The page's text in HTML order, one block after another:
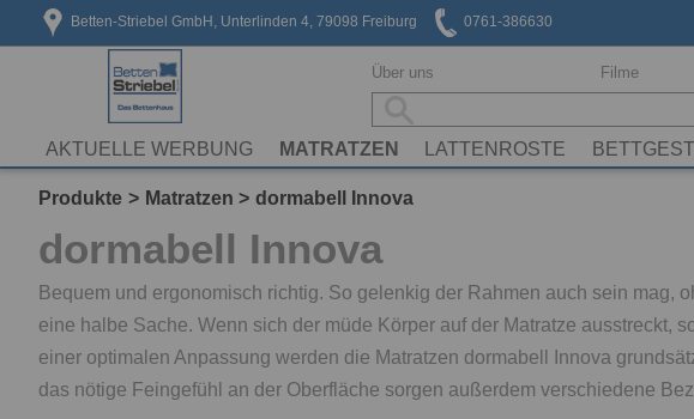
Betten-Striebel GmbH, Unterlinden 4, 79098 Freiburg 0761-386630
Über uns Filme
AKTUELLE WERBUNG MATRATZEN LATTENROSTE
Produkte Matratzen dormabell Innova
dormabell Innova
Bequem und ergonomisch richtig. So gelenkig der Rahmen auch sein
eine halbe Sache. Wenn sich der müde Körper auf der Matratze ausstreckt,
einer optimalen Anpassung werden die Matratzen dormabell Innova
das nötige Feingefühl an der Oberfläche sorgen außerdem verschiedene